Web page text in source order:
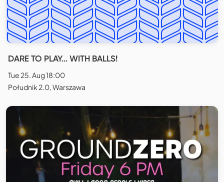
DARE TO PLAY... WITH BALLS!
Tue 25. Aug 18:00
Południk 2.0, Warszawa